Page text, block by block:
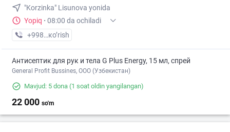
"Korzinka" Lisunova yonida
Yopiq · 08:00 da ochiladi
+998 (77) XXX-XX-XX
кo’rish
Антисептик для рук и тела G Plus Energy, 15 мл, спрей
General Profit Bussines, ООО (Узбекистан)
Mavjud: 5 dona (1 soat oldin yangilangan)
22 000 so'm